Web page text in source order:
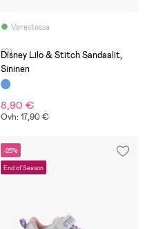
Varastossa
(0)
Disney Lilo & Stitch Sandaalit,
Sininen
8,90 €
Ovh: 17,90 €
-25%
End of Season